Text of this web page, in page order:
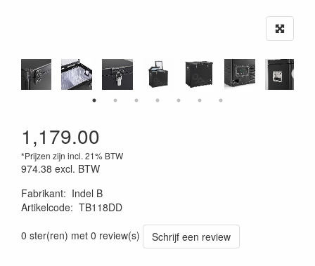
1,179.00
*Prijzen zijn incl. 21% BTW
974.38 excl. BTW
Fabrikant: Indel B
Artikelcode: TB118DD
0 ster(ren) met 0 review(s)
Schrijf een review